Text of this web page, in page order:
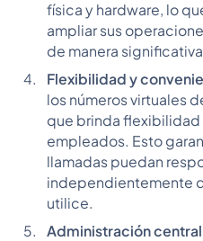
física y hardware, lo
ampliar sus
de manera
Flexibilidad y
los números virtuales
que brinda flexibilidad
empleados. Esto
llamadas puedan
independientemente
utilice.
Administración